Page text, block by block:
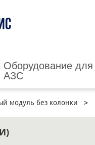
Оборудование для
АЗС
модуль без колонки